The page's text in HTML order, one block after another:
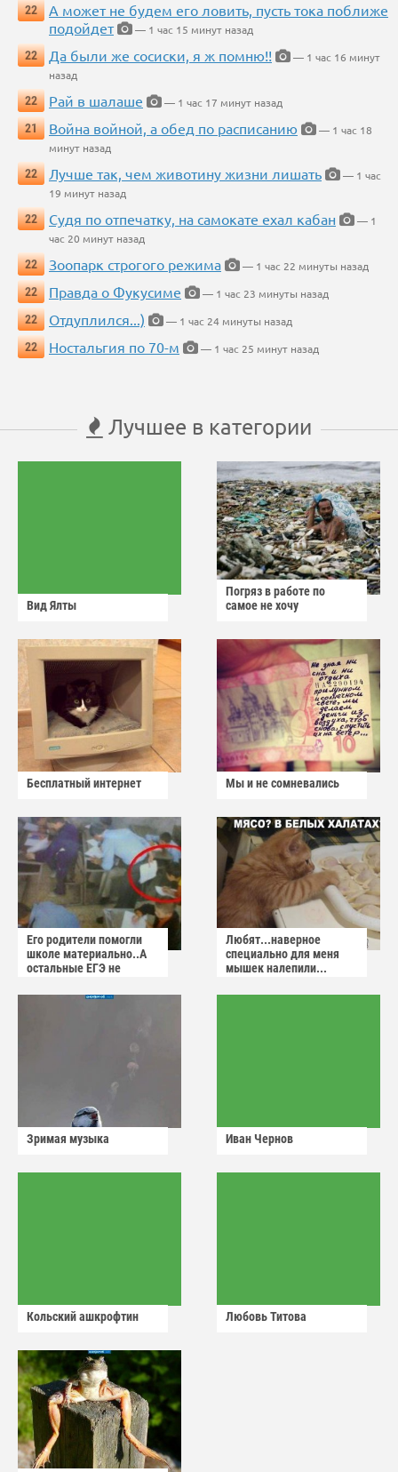
22
А может не будем его ловить, пусть тока поближе
подойдет
— 1 час 15 минут назад
22
Да были же сосиски, я ж помню!!
— 1 час 16 минут
назад
22
Рай в шалаше
— 1 час 17 минут назад
21
Война войной, а обед по расписанию
— 1 час 18
минут назад
22
Лучше так, чем животину жизни лишать
— 1 час
19 минут назад
22
Судя по отпечатку, на самокате ехал кабан
— 1
час 20 минут назад
22
Зоопарк строгого режима
— 1 час 22 минуты назад
22
Правда о Фукусиме
— 1 час 23 минуты назад
22
Отдуплился...)
— 1 час 24 минуты назад
22
Ностальгия по 70-м — 1 час 25 минут назад
Лучшее в категории
Вид Ялты
Погряз в работе по
самое не хочу
Бесплатный интернет Мы и не сомневались
Его родители помогли
школе материально..А
остальные ЕГЭ не
Любят...наверное
специально для меня
мышек налепили...
Зримая музыка Иван Чернов
Кольский ашкрофтин Любовь Титова